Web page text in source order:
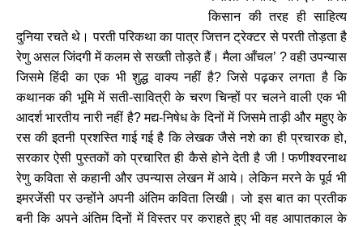
किसान की तरह ही साहित्य
दुनिया रचते थे। परती परिकथा का पात्र जित्तन ट्रेक्टर से परती तोड़ता है
रेणु असल जिंदगी में कलम से सख्ती तोड़ते हैं। मैला आँचल’ ?वही उपन्यास
जिसमे हिंदी का एक भी शुद्ध वाक्य नहीं है?जिसे पढ़कर लगता है कि
कथानक की भूमि में सती-सावित्री के चरण चिन्हों पर चलने वाली एक भी
आदर्श भारतीय नारी नहीं है?मद्य-निषेध के दिनों में जिसमे ताड़ी और महुए के
रस की इतनी प्रशस्ति गाई गई है कि लेखक जैसे नशे का ही प्रचारक हो,
सरकार ऐसी पुस्तकों को प्रचारित ही कैसे होने देती है जी!फणीश्वरनाथ
रेणु कविता से कहानी और उपन्यास लेखन में आये। लेकिन मरने के पूर्व भी
इमरजेंसी पर उन्होंने अपनी अंतिम कविता लिखी। जो इस बात का प्रतीक
बनी कि अपने अंतिम दिनों में विस्तर पर कराहते हुए भी वह आपातकाल के